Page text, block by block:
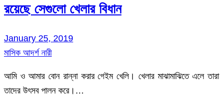
রয়েছে সেগুলো খেলার বিধান
January 25, 2019
মাসিক আদর্শ নারী
আমি ও আমার বোন রান্না করার গেইম খেলি। খেলার মাঝামাঝিতে এলে তারা
তাদের উৎসব পালন করে।…